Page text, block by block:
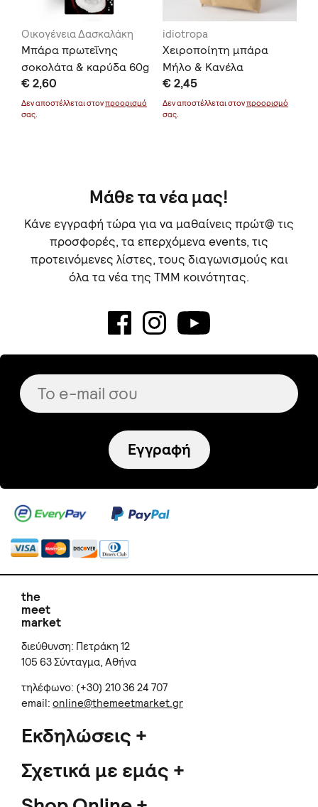
Οικογένεια Δασκαλάκη
Μπάρα πρωτεΐνης
σοκολάτα & καρύδα 60g
€ 2,60
Δεν αποστέλλεται στονπροορισμό
σας.
idiotropa
Χειροποίητη μπάρα
Μήλο & Κανέλα
€ 2,45
Δεν αποστέλλεται στονπροορισμό
σας.
Μάθε τα νέα μας!
Κάνε εγγραφή τώρα για να μαθαίνεις πρώτ@ τις
προσφορές, τα επερχόμενα events, τις
προτεινόμενες λίστες, τους διαγωνισμούς και
όλα τα νέα της TMM κοινότητας.
Εγγραφή
the
meet
market
διεύθυνση: Πετράκη 12
105 63 Σύνταγμα, Αθήνα
τηλέφωνο: (+30) 210 36 24 707
email: online@themeetmarket.gr
Εκδηλώσεις
Σχετικά με εμάς